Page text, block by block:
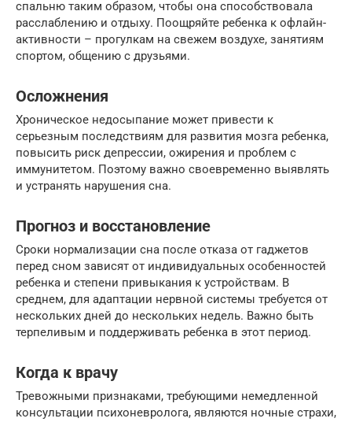
спальню таким образом, чтобы она способствовала
расслаблению и отдыху. Поощряйте ребенка к офлайн-
активности – прогулкам на свежем воздухе, занятиям
спортом, общению с друзьями.
Осложнения
Хроническое недосыпание может привести к
серьезным последствиям для развития мозга ребенка,
повысить риск депрессии, ожирения и проблем с
иммунитетом. Поэтому важно своевременно выявлять
и устранять нарушения сна.
Прогноз и восстановление
Сроки нормализации сна после отказа от гаджетов
перед сном зависят от индивидуальных особенностей
ребенка и степени привыкания к устройствам. В
среднем, для адаптации нервной системы требуется от
нескольких дней до нескольких недель. Важно быть
терпеливым и поддерживать ребенка в этот период.
Когда к врачу
Тревожными признаками, требующими немедленной
консультации психоневролога, являются ночные страхи,